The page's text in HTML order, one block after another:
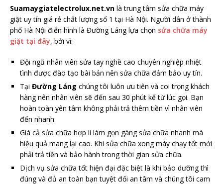
Suamaygiatelectrolux.net.vn là trung tâm sửa chữa máy
giặt uy tín giá rẻ chất lượng số 1 tại Hà Nội. Người dân ở thành
phố Hà Nội điển hình là Đường Láng lựa chọn sửa chữa máy
giặt tại đây, bởi vì:
Đội ngũ nhân viên sửa tay nghề cao chuyên nghiệp nhiệt
tình được đào tạo bài bản nên sửa chữa đảm bảo uy tín.
Tại Đường Láng chúng tôi luôn ưu tiên và coi trọng khách
hàng nên nhân viên sẽ đến sau 30 phút kể từ lúc gọi. Bạn
hoàn toàn yên tâm không phải trả thêm tiền vì nhân viên
đến nhanh.
Giá cả sửa chữa hợp lí làm gọn gàng sửa chữa nhanh mà
hiệu quả mang lại cao. Khi sửa chữa xong máy chạy tốt mới
phải trả tiền và bảo hành trong thời gian sửa chữa.
Dịch vụ sửa chữa tốt hiện đại đặc biệt là khi bảo dưỡng thì
đúng và đủ an toàn bạn tuyệt đối an tâm và chúng tôi cam